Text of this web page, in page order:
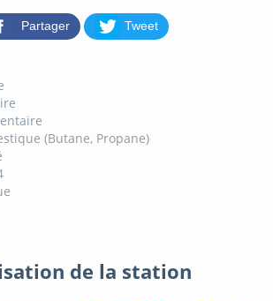
Partager Tweet
(Butane, Propane)
de la station